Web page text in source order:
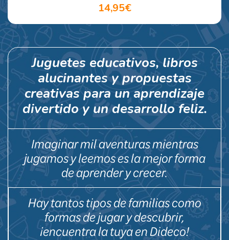
14,95€
Juguetes educativos, libros
alucinantes y propuestas
creativas para un aprendizaje
divertido y un desarrollo feliz.
Imaginar mil aventuras mientras
jugamos y leemos es la mejor forma
de aprender y crecer.
Hay tantos tipos de familias como
formas de jugar y descubrir,
¡encuentra la tuya en Dideco!